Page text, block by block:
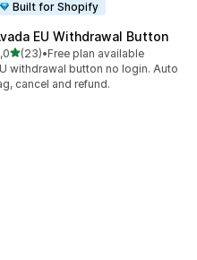
Built for Shopify
EU Withdrawal Button
av 5 stjerner
(23)
23 omtaler
•Free plan available
withdrawal button no login. Auto
cancel and refund.